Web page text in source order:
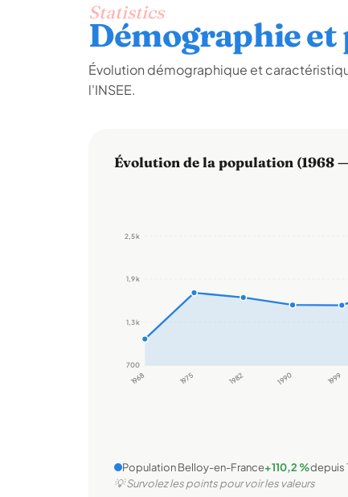
Statistics
Démographie
Évolution démographique et
l'INSEE.
Évolution de la population (1968
700
1,3 k
1,9 k
2,5 k
1968 1975 1982 1990 1999
Population Belloy-en-France+110,2 %depuis
💡 Survolez les points pour voir les valeurs